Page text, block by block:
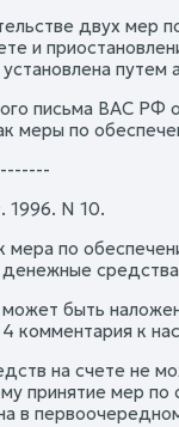
двух мер
и
путем
письма ВАС РФ
меры по
1996. N 10.
мера по
быть
комментария к
на счете не
принятие мер по
в